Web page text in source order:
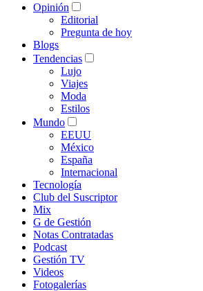
Opinión
Editorial
Pregunta de hoy
Blogs
Tendencias
Lujo
Viajes
Moda
Estilos
Mundo
EEUU
México
España
Internacional
Tecnología
Club del Suscriptor
Mix
G de Gestión
Notas Contratadas
Podcast
Gestión TV
Videos
Fotogalerías